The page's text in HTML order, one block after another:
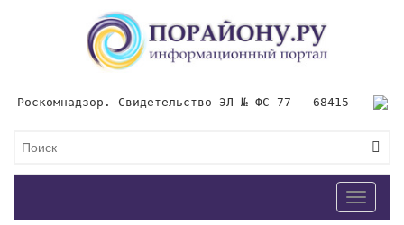
Роскомнадзор. Свидетельство ЭЛ № ФС 77 – 68415
Toggle